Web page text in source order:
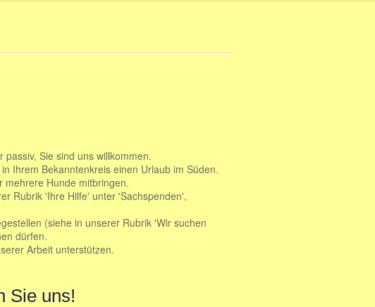
Sie sind uns willkommen.
Ihrem Bekanntenkreis einen Urlaub im Süden.
mehrere Hunde mitbringen.
Rubrik 'Ihre Hilfe' unter 'Sachspenden',
(siehe in unserer Rubrik 'Wir suchen
dürfen.
Arbeit unterstützen.
Sie uns!